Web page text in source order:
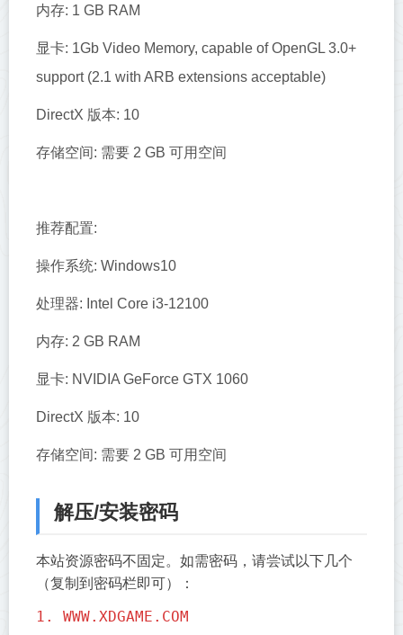
内存: 1 GB RAM
显卡: 1Gb Video Memory, capable of OpenGL 3.0+
support (2.1 with ARB extensions acceptable)
DirectX 版本: 10
存储空间: 需要 2 GB 可用空间
推荐配置:
操作系统: Windows10
处理器: Intel Core i3-12100
内存: 2 GB RAM
显卡: NVIDIA GeForce GTX 1060
DirectX 版本: 10
存储空间: 需要 2 GB 可用空间
解压/安装密码
本站资源密码不固定。如需密码，请尝试以下几个
（复制到密码栏即可）：
1. WWW.XDGAME.COM